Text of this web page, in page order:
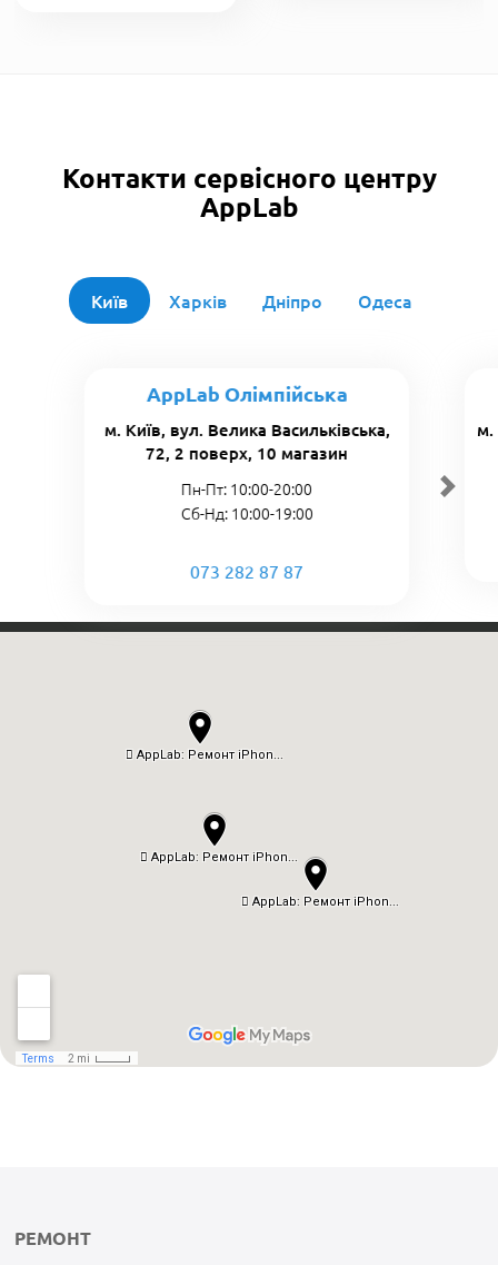
Контакти сервісного центру
AppLab
Київ Харків Дніпро Одеса
AppLab Олімпійська
м. Київ, вул. Велика Васильківська,
72, 2 поверх, 10 магазин
Пн-Пт: 10:00-20:00
Сб-Нд: 10:00-19:00
073 282 87 87
м.
РЕМОНТ